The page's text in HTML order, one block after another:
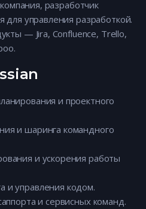
разработчик
для управления разработкой.
— Jira, Confluence, Trello,
и проектного
и шаринга командного
и ускорения работы
и управления кодом.
и сервисных команд.